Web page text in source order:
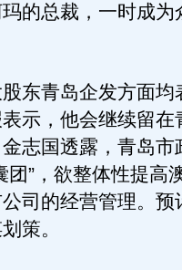
的总裁，一时成为
青岛企发方面均
示，他会继续留在
志国透露，青岛市
团”，欲整体性提高
司的经营管理。预
策。